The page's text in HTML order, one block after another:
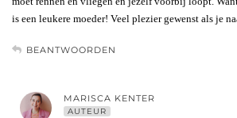
is een leukere moeder! Veel plezier gewenst als je
BEANTWOORDEN
MARISCA KENTER
AUTEUR